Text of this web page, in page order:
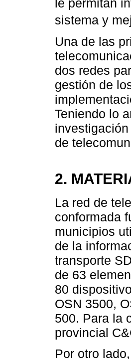
le permitan
sistema y
Una de las
dos redes
gestión de
Teniendo lo
de
2.
La red de
conformada
municipios
de la
transporte
de 63
80
OSN 3500,
500. Para la
provincial
Por otro